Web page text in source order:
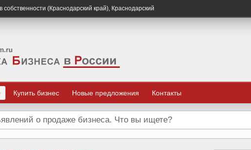
собственности (Краснодарский край), Краснодарский
Купить бизнес Новые предложения Контакты